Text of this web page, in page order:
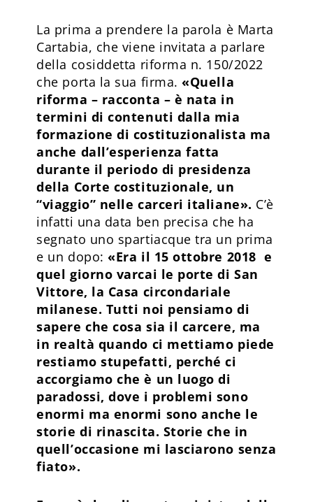
La prima a prendere la parola è Marta
Cartabia, che viene invitata a parlare
della cosiddetta riforma n. 150/2022
che porta la sua firma. «Quella
riforma – racconta – è nata in
termini di contenuti dalla mia
formazione di costituzionalista ma
anche dall’esperienza fatta
durante il periodo di presidenza
della Corte costituzionale, un
“viaggio” nelle carceri italiane». C’è
infatti una data ben precisa che ha
segnato uno spartiacque tra un prima
e un dopo: «Era il 15 ottobre 2018 e
quel giorno varcai le porte di San
Vittore, la Casa circondariale
milanese. Tutti noi pensiamo di
sapere che cosa sia il carcere, ma
in realtà quando ci mettiamo piede
restiamo stupefatti, perché ci
accorgiamo che è un luogo di
paradossi, dove i problemi sono
enormi ma enormi sono anche le
storie di rinascita. Storie che in
quell’occasione mi lasciarono senza
fiato».